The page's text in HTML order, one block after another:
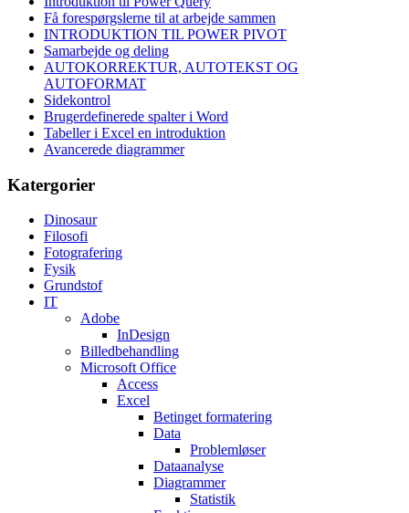
Få forespørgslerne til at arbejde sammen
INTRODUKTION TIL POWER PIVOT
Samarbejde og deling
AUTOKORREKTUR, AUTOTEKST OG
AUTOFORMAT
Sidekontrol
Brugerdefinerede spalter i Word
Tabeller i Excel en introduktion
Avancerede diagrammer
Katergorier
Dinosaur
Filosofi
Fotografering
Fysik
Grundstof
IT
Adobe
InDesign
Billedbehandling
Microsoft Office
Access
Excel
Betinget formatering
Data
Problemløser
Dataanalyse
Diagrammer
Statistik